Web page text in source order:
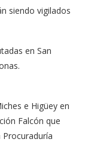
sien­do vigilados
en San
e Higüey en
Falcón que